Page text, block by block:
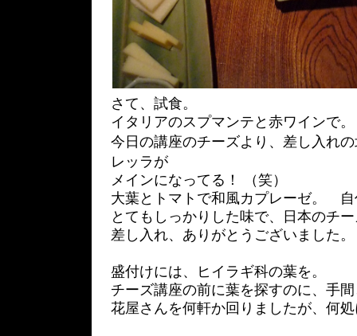
さて、試食。
イタリアのスプマンテと赤ワインで。
今日の講座のチーズより、差し入れ
レッラが
メインになってる！ （笑）
大葉とトマトで和風カプレーゼ。
とてもしっかりした味で、日本のチ
差し入れ、ありがとうございました。
盛付けには、ヒイラギ科の葉を。
チーズ講座の前に葉を探すのに、手
花屋さんを何軒か回りましたが、何